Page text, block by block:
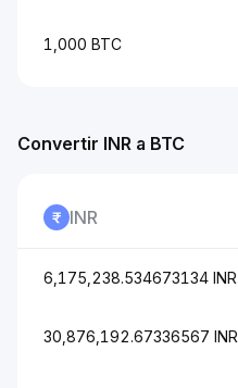
1,000 BTC
Convertir INR a BTC
INR
6,175,238.534673134 INR
30,876,192.67336567 INR